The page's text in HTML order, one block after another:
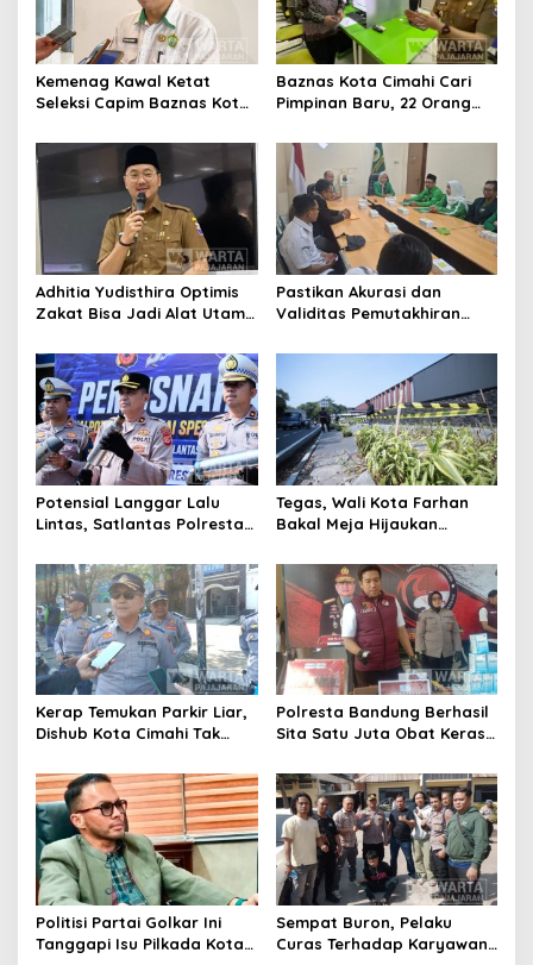
Kemenag Kawal Ketat
Seleksi Capim Baznas Kota
Komisioner Baznas
Berintegritas
Baznas Kota Cimahi Cari
Pimpinan Baru, 22 Orang
Adhitia Yudisthira Optimis
Zakat Bisa Jadi Alat Utama
Kota Cimahi
Pastikan Akurasi dan
Validitas Pemutakhiran
Cimahi Lakukan
Potensial Langgar Lalu
Lintas, Satlantas Polresta
Motor Berknalpot Brong
Tegas, Wali Kota Farhan
Bakal Meja Hijaukan
Riau
Kerap Temukan Parkir Liar,
Dishub Kota Cimahi Tak
Pembinaan
Polresta Bandung Berhasil
Sita Satu Juta Obat Keras
Kasus Narkoba
Politisi Partai Golkar Ini
Tanggapi Isu Pilkada Kota
Sempat Buron, Pelaku
Curas Terhadap Karyawan